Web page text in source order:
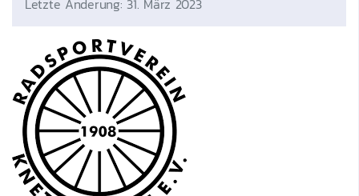
Letzte Änderung: 31. März 2023